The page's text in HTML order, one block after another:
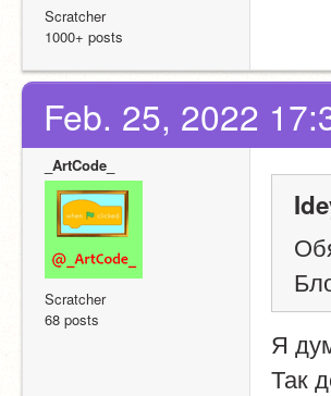
Scratcher
1000+ posts
Feb. 25, 2022
_ArtCode_
Scratcher
68 posts
Я
Так